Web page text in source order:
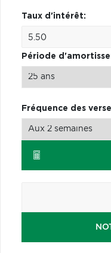
Taux d'intérêt:
Période
Fréquence des